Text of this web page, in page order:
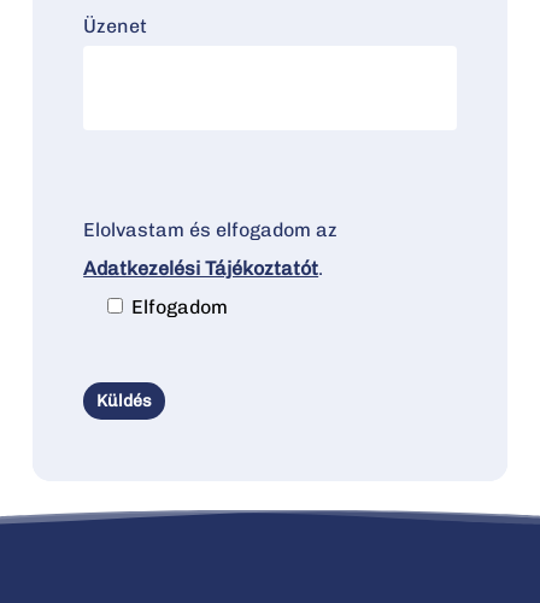
Üzenet
Elolvastam és elfogadom az
Adatkezelési Tájékoztatót.
Elfogadom